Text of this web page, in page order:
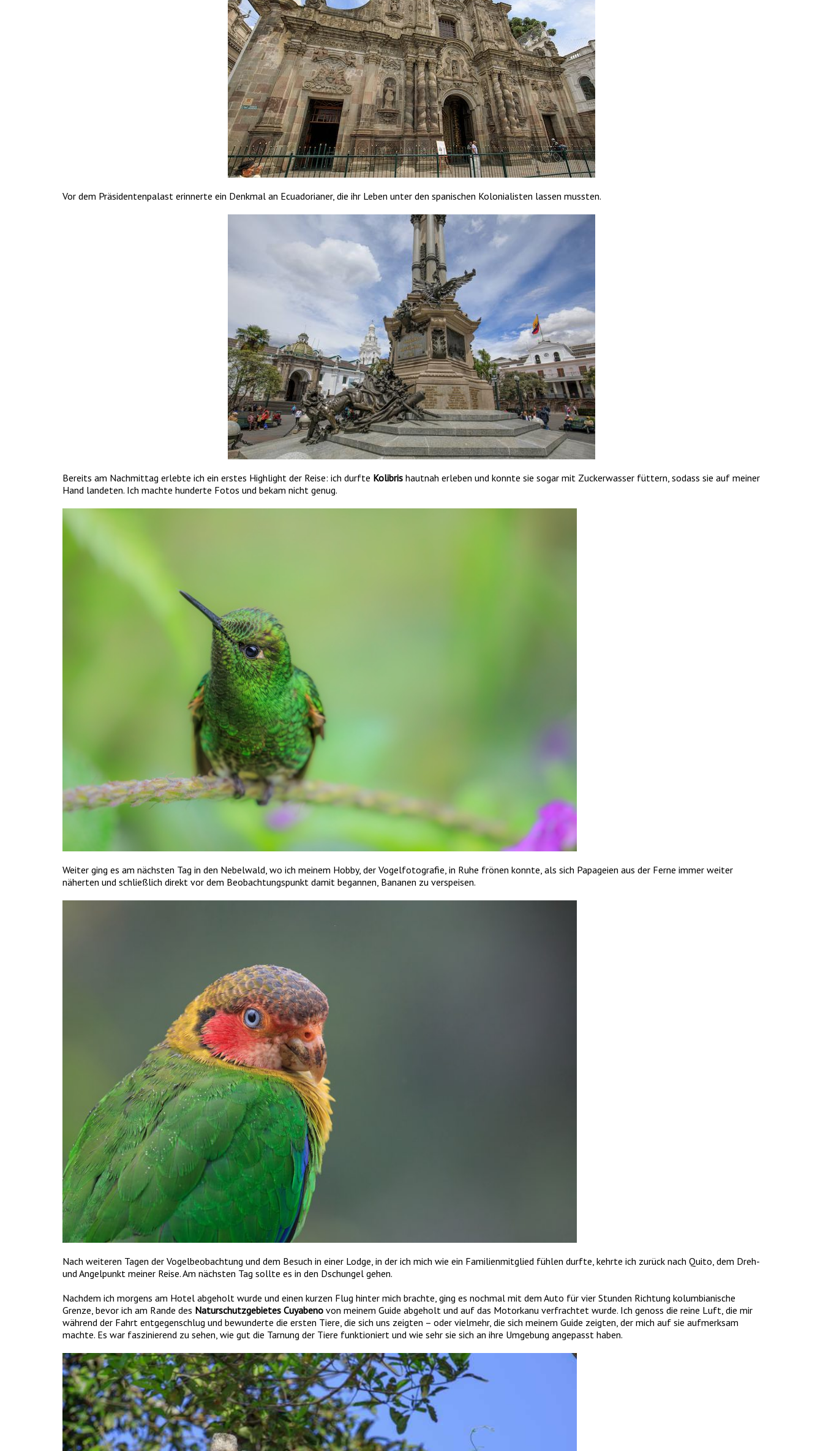
Vor dem Präsidentenpalast erinnerte ein Denkmal an Ecuadorianer, die ihr Leben unter den spanischen Kolonialisten lassen mussten.
Bereits am Nachmittag erlebte ich ein erstes Highlight der Reise: ich durfte Kolibris hautnah erleben und konnte sie sogar mit Zuckerwasser füttern, sodass sie auf meiner
Hand landeten. Ich machte hunderte Fotos und bekam nicht genug.
Weiter ging es am nächsten Tag in den Nebelwald, wo ich meinem Hobby, der Vogelfotografie, in Ruhe frönen konnte, als sich Papageien aus der Ferne immer weiter
näherten und schließlich direkt vor dem Beobachtungspunkt damit begannen, Bananen zu verspeisen.
Nach weiteren Tagen der Vogelbeobachtung und dem Besuch in einer Lodge, in der ich mich wie ein Familienmitglied fühlen durfte, kehrte ich zurück nach Quito, dem Dreh-
und Angelpunkt meiner Reise. Am nächsten Tag sollte es in den Dschungel gehen.
Nachdem ich morgens am Hotel abgeholt wurde und einen kurzen Flug hinter mich brachte, ging es nochmal mit dem Auto für vier Stunden Richtung kolumbianische
Grenze, bevor ich am Rande des Naturschutzgebietes Cuyabeno von meinem Guide abgeholt und auf das Motorkanu verfrachtet wurde. Ich genoss die reine Luft, die mir
während der Fahrt entgegenschlug und bewunderte die ersten Tiere, die sich uns zeigten – oder vielmehr, die sich meinem Guide zeigten, der mich auf sie aufmerksam
machte. Es war faszinierend zu sehen, wie gut die Tarnung der Tiere funktioniert und wie sehr sie sich an ihre Umgebung angepasst haben.